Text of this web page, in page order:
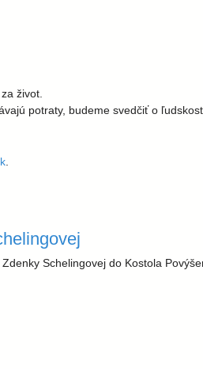
život.
potraty, budeme svedčiť o
Schelingovej do Kostola